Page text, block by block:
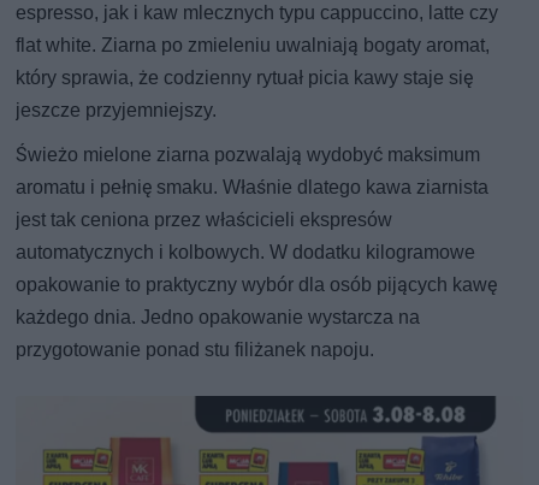
espresso, jak i kaw mlecznych typu cappuccino, latte czy
flat white. Ziarna po zmieleniu uwalniają bogaty aromat,
który sprawia, że codzienny rytuał picia kawy staje się
jeszcze przyjemniejszy.
Świeżo mielone ziarna pozwalają wydobyć maksimum
aromatu i pełnię smaku. Właśnie dlatego kawa ziarnista
jest tak ceniona przez właścicieli ekspresów
automatycznych i kolbowych. W dodatku kilogramowe
opakowanie to praktyczny wybór dla osób pijących kawę
każdego dnia. Jedno opakowanie wystarcza na
przygotowanie ponad stu filiżanek napoju.